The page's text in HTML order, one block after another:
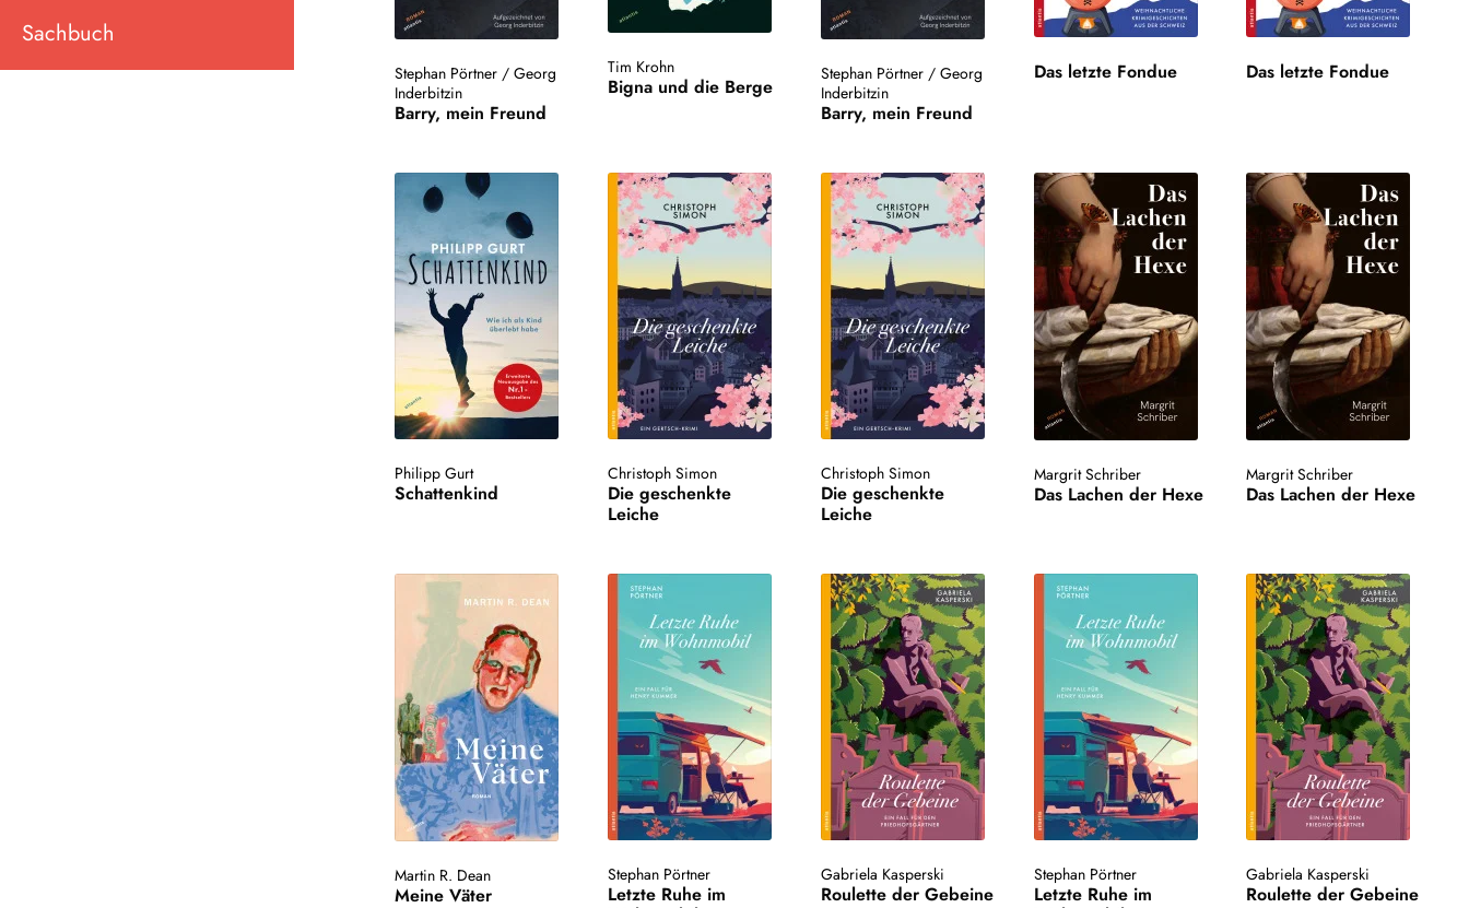
Sachbuch
Stephan Pörtner /Georg
Inderbitzin
Barry, mein Freund
Tim Krohn
Bigna und die Berge
Stephan Pörtner/ Georg
Inderbitzin
Barry, mein Freund
Das letzte Fondue Das letzte Fondue
Philipp Gurt
Schattenkind
Christoph Simon
Die geschenkte
Leiche
Christoph Simon
Die geschenkte
Leiche
Margrit Schriber
Das Lachen der Hexe
Margrit Schriber
Das Lachen der Hexe
Martin R. Dean
Meine Väter
Stephan Pörtner
Letzte Ruhe im
Gabriela Kasperski
Roulette der Gebeine
Stephan Pörtner
Letzte Ruhe im
Gabriela Kasperski
Roulette der Gebeine